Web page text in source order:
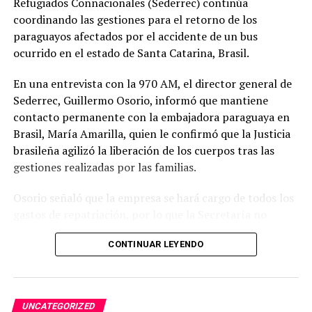
Asimismo, los pagos a la Ande le permiten tener fondos
garantizados y previsibles para cumplir sus planes de
inversión, con el fin de proveer un servicio de
Además de mantener un óptimo desempeño en la
generación de energía, Itaipú sigue honrando en tiempo
y forma sus compromisos financieros, lo que significa
una inyección económica fundamental en beneficio de la
población, agrega el informe de la Entidad Binacional.
TEMAS RELACIONADOS:
ARRIBA SIGUIENTE
iniciativa sobre minerales críticos
NO SE PIERDA
coordinando las gestiones para el retorno de los
paraguayos afectados por el accidente de un bus
ocurrido en el estado de Santa Catarina, Brasil.
En una entrevista con la 970 AM, el director general de
Sederrec, Guillermo Osorio, informó que mantiene
contacto permanente con la embajadora paraguaya en
Brasil, María Amarilla, quien le confirmó que la Justicia
brasileña agilizó la liberación de los cuerpos tras las
gestiones realizadas por las familias.
Osorio señaló que la empresa se hará cargo de todos los
intervendrá directamente en ese proceso. No obstante,
aseguró que la institución seguirá acompañando y
todos los connacionales regresen al país.
CONTINUAR LEYENDO
UNCATEGORIZED